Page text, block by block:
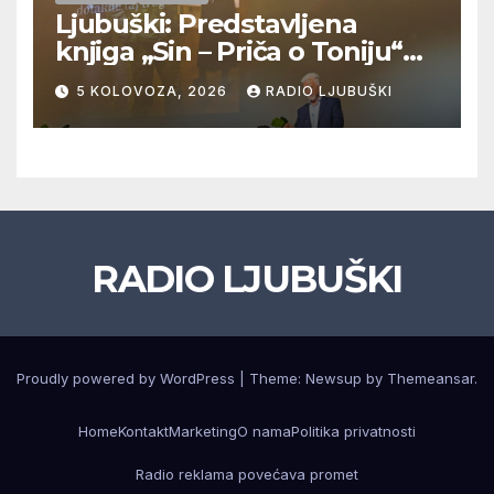
Ljubuški: Predstavljena
knjiga „Sin – Priča o Toniju“
dr. sc. Zdenka Hercega
5 KOLOVOZA, 2026 RADIO LJUBUŠKI
RADIO LJUBUŠKI
Proudly powered by WordPress Theme: Newsup by Themeansar.
HomeKontaktMarketingO namaPolitika privatnosti
Radio reklama povećava promet